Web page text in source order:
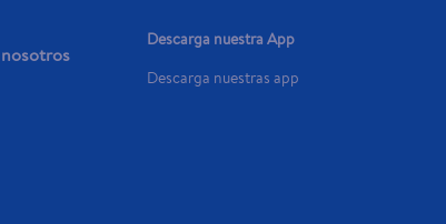
nosotros
Descarga nuestra App
Descarga nuestras app